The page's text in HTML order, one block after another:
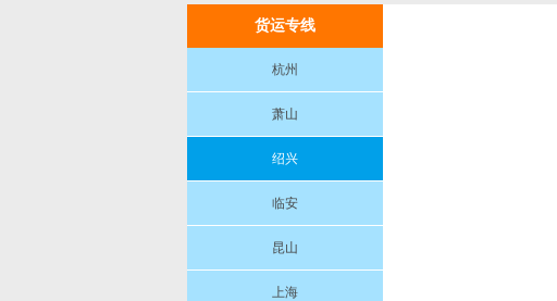
货运专线
杭州
萧山
绍兴
临安
昆山
上海